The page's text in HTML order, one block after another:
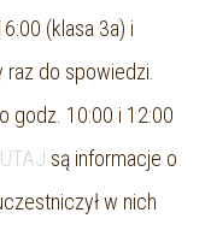
(klasa 3a) i
do spowiedzi.
godz. 10:00 i 12:00
są informacje o
w nich